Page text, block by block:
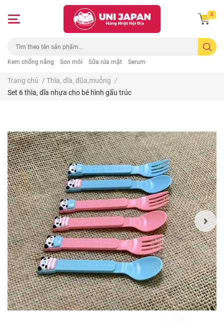
Kem chống nắng Son môi Sữa rửa mặt Serum
0
Trang chủ / Thìa, dĩa, đũa,muỗng /
Set 6 thìa, dĩa nhựa cho bé hình gấu trúc